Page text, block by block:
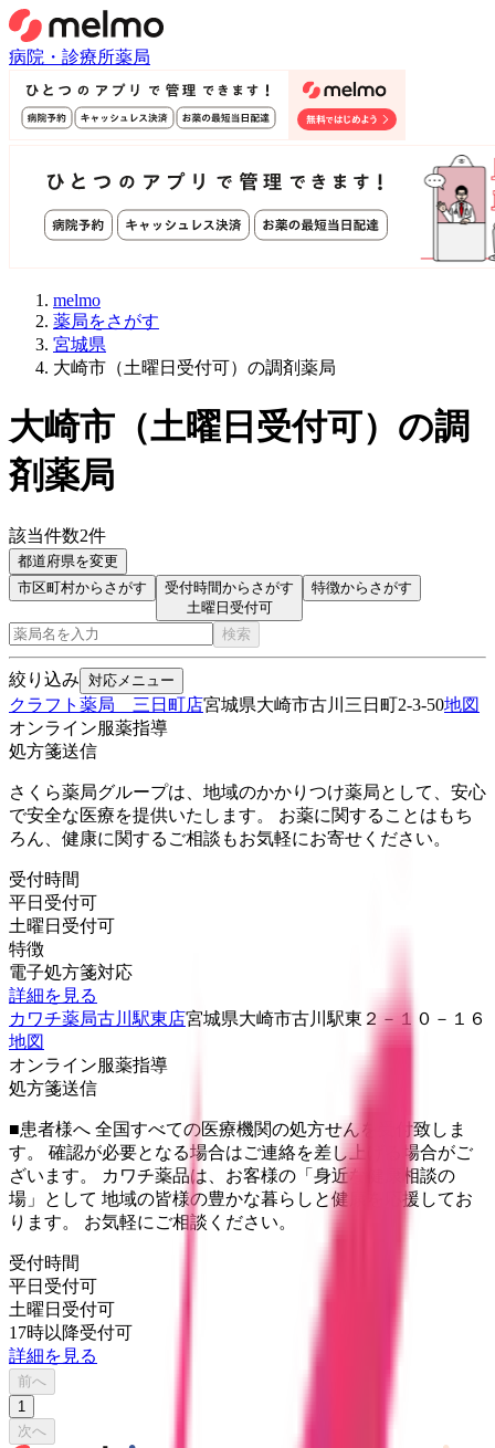
病院・診療所薬局
melmo
薬局をさがす
宮城県
大崎市（土曜日受付可）の調剤薬局
大崎市 （土曜日受付可） の調
剤薬局
該当件数2件
都道府県を変更
市区町村からさがす
受付時間からさがす
土曜日受付可
特徴からさがす
検索
絞り込み 対応メニュー
クラフト薬局 三日町店宮城県大崎市古川三日町2-3-50地図
オンライン服薬指導
処方箋送信
さくら薬局グループは、地域のかかりつけ薬局として、安心
で安全な医療を提供いたします。 お薬に関することはもち
ろん、健康に関するご相談もお気軽にお寄せください。
受付時間
平日受付可
土曜日受付可
特徴
電子処方箋対応
詳細を見る
カワチ薬局古川駅東店宮城県大崎市古川駅東２－１０－１６
地図
オンライン服薬指導
処方箋送信
■患者様へ 全国すべての医療機関の処方せんを受付致しま
す。 確認が必要となる場合はご連絡を差し上げる場合がご
ざいます。 カワチ薬品は、お客様の「身近な健康相談の
場」として 地域の皆様の豊かな暮らしと健康を応援してお
ります。 お気軽にご相談ください。
受付時間
平日受付可
土曜日受付可
17時以降受付可
詳細を見る
前へ
1
次へ